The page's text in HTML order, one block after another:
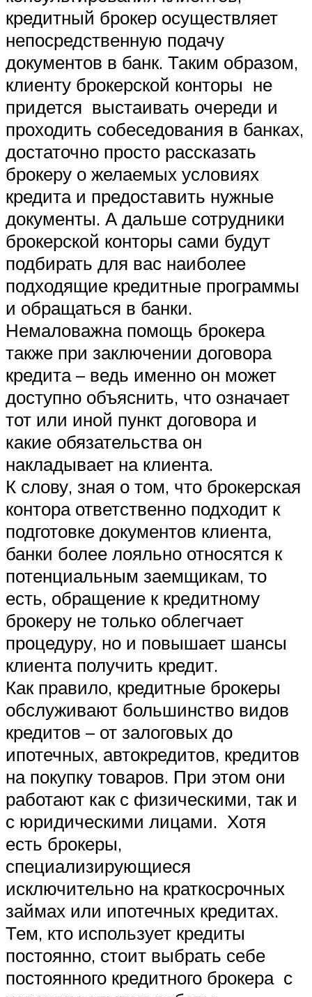
кредитный брокер осуществляет
непосредственную подачу
документов в банк. Таким образом,
клиенту брокерской конторы не
придется выстаивать очереди и
проходить собеседования в банках,
достаточно просто рассказать
брокеру о желаемых условиях
кредита и предоставить нужные
документы. А дальше сотрудники
брокерской конторы сами будут
подбирать для вас наиболее
подходящие кредитные программы
и обращаться в банки.
Немаловажна помощь брокера
также при заключении договора
кредита – ведь именно он может
доступно объяснить, что означает
тот или иной пункт договора и
какие обязательства он
накладывает на клиента.
К слову, зная о том, что брокерская
контора ответственно подходит к
подготовке документов клиента,
банки более лояльно относятся к
потенциальным заемщикам, то
есть, обращение к кредитному
брокеру не только облегчает
процедуру, но и повышает шансы
клиента получить кредит.
Как правило, кредитные брокеры
обслуживают большинство видов
кредитов – от залоговых до
ипотечных, автокредитов, кредитов
на покупку товаров. При этом они
работают как с физическими, так и
с юридическими лицами. Хотя
есть брокеры,
специализирующиеся
исключительно на краткосрочных
займах или ипотечных кредитах.
Тем, кто использует кредиты
постоянно, стоит выбрать себе
постоянного кредитного брокера с